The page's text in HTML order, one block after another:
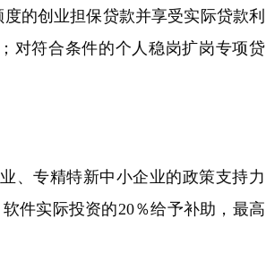
的创业担保贷款并享受实际贷款利
对符合条件的个人稳岗扩岗专项贷
专精特新中小企业的政策支持力
件实际投资的20％给予补助，最高